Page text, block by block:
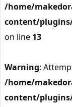
/home/
content/
on line 13
Warning:
/home/
content/